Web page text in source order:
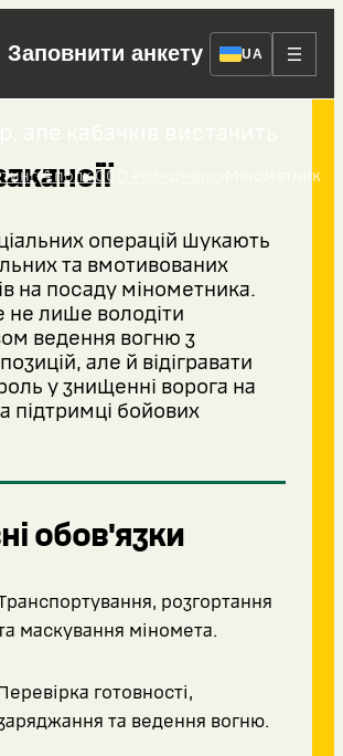
Заповнити анкету UA
›4 полк ССО Рейнджерс Мінометник
але кабачків вистачить
операцій шукають
та вмотивованих
на посаду мінометника.
не лише володіти
ведення вогню з
але й відігравати
у знищенні ворога на
підтримці бойових
обов'язки
розгортання
маскування міномета.
готовності,
та ведення вогню.